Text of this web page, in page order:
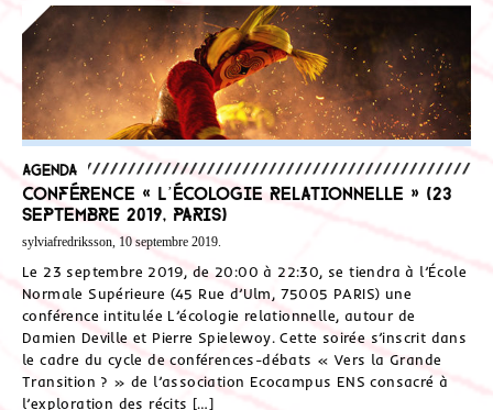
Agenda
Conférence « L’écologie relationnelle » (23
septembre 2019, Paris)
sylviafredriksson, 10 septembre 2019.
Le 23 septembre 2019, de 20:00 à 22:30, se tiendra à l’École
Normale Supérieure (45 Rue d’Ulm, 75005 PARIS) une
conférence intitulée L’écologie relationnelle, autour de
Damien Deville et Pierre Spielewoy. Cette soirée s’inscrit dans
le cadre du cycle de conférences-débats « Vers la Grande
Transition ? » de l’association Ecocampus ENS consacré à
l’exploration des récits […]